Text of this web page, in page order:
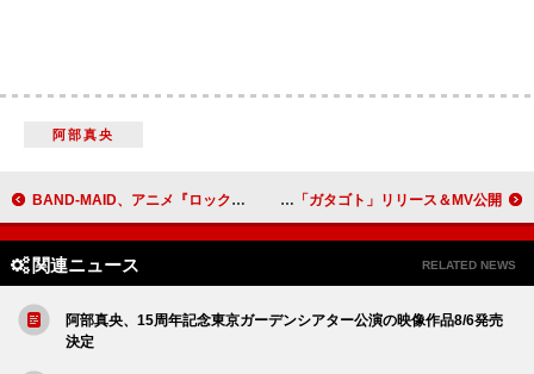
阿部真央
BAND-MAID、アニメ『ロックは淑女の嗜みでして』最終回放送記念「Ready to Rock」アニメMV公開 弌誠、映画『きさらぎ駅 Re:』主題歌「ガタゴト」リリース＆MV公開
関連ニュース RELATED NEWS
阿部真央、15周年記念東京ガーデンシアター公演の映像作品8/6発売
決定